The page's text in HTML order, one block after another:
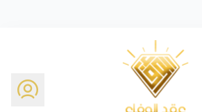
شركة عقد الوفاء للذهب